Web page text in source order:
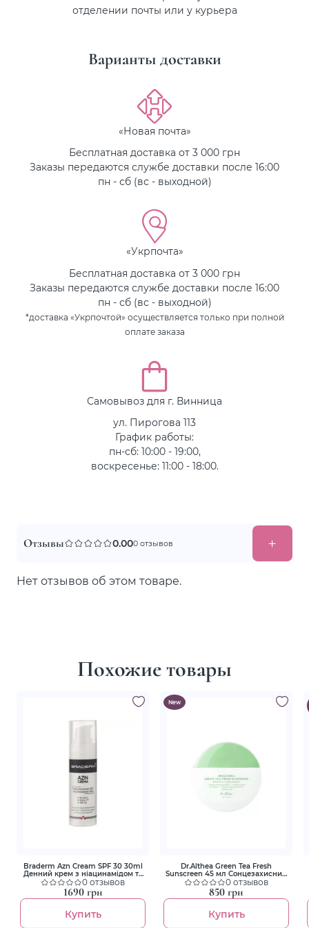
отделении почты или у курьера
Варианты доставки
«Новая почта»
Бесплатная доставка от 3 000 грн
Заказы передаются службе доставки после 16:00
пн - сб (вс - выходной)
«Укрпочта»
Бесплатная доставка от 3 000 грн
Заказы передаются службе доставки после 16:00
пн - сб (вс - выходной)
*доставка «Укрпочтой» осуществляется только при полной
оплате заказа
Самовывоз для г. Винница
ул. Пирогова 113
График работы:
пн-сб: 10:00 - 19:00,
воскресенье: 11:00 - 18:00.
Отзывы 0.000 отзывов
Нет отзывов об этом товаре.
Похожие товары
Braderm Azn Cream SPF 30 30ml
Денний крем з ніацинамідом та
СПФ0 отзывов
1690 грн
Купить
New
Dr.Althea Green Tea Fresh
Sunscreen 45 мл Сонцезахисний
крем з зеленим чаєм
0 отзывов
850 грн
Купить